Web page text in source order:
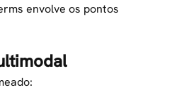
envolve os pontos